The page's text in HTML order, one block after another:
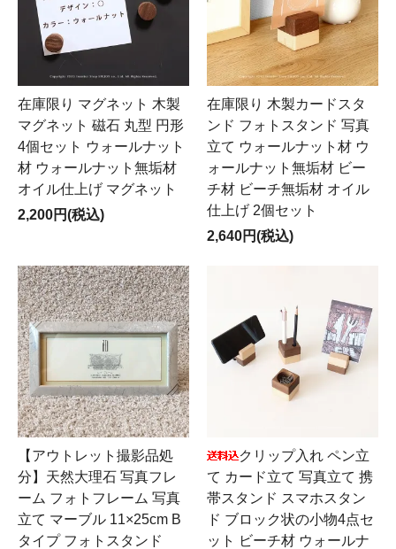
在庫限り マグネット 木製
マグネット 磁石 丸型 円形
4個セット ウォールナット
材 ウォールナット無垢材
オイル仕上げ マグネット
2,200円(税込)
在庫限り 木製カードスタ
ンド フォトスタンド 写真
立て ウォールナット材 ウ
ォールナット無垢材 ビー
チ材 ビーチ無垢材 オイル
仕上げ 2個セット
2,640円(税込)
【アウトレット撮影品処
分】天然大理石 写真フレ
ーム フォトフレーム 写真
立て マーブル 11×25cm B
タイプ フォトスタンド
クリップ入れ ペン立
て カード立て 写真立て 携
帯スタンド スマホスタン
ド ブロック状の小物4点セ
ット ビーチ材 ウォールナ